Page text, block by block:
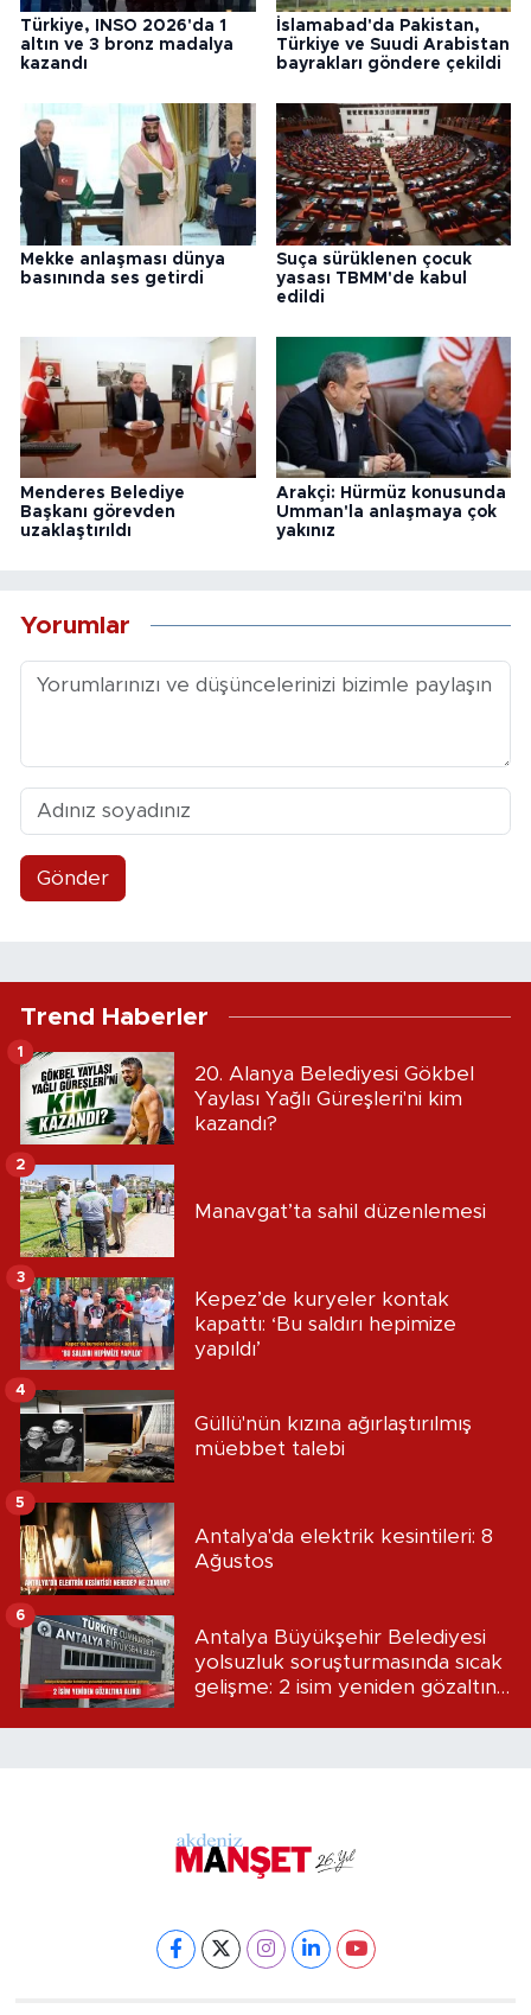
Türkiye, INSO 2026'da 1
altın ve 3 bronz madalya
kazandı
İslamabad'da Pakistan,
Türkiye ve Suudi Arabistan
bayrakları göndere çekildi
Mekke anlaşması dünya
basınında ses getirdi
Suça sürüklenen çocuk
yasası TBMM'de kabul
edildi
Menderes Belediye
Başkanı görevden
uzaklaştırıldı
Arakçi: Hürmüz konusunda
Umman'la anlaşmaya çok
yakınız
Yorumlar
Gönder
Trend Haberler
20. Alanya Belediyesi Gökbel
Yaylası Yağlı Güreşleri'ni kim
kazandı?
1
Manavgat’ta sahil düzenlemesi
2
Kepez’de kuryeler kontak
kapattı: ‘Bu saldırı hepimize
yapıldı’
3
Güllü'nün kızına ağırlaştırılmış
müebbet talebi
4
Antalya'da elektrik kesintileri: 8
Ağustos
5
Antalya Büyükşehir Belediyesi
yolsuzluk soruşturmasında sıcak
gelişme: 2 isim yeniden gözaltına
6